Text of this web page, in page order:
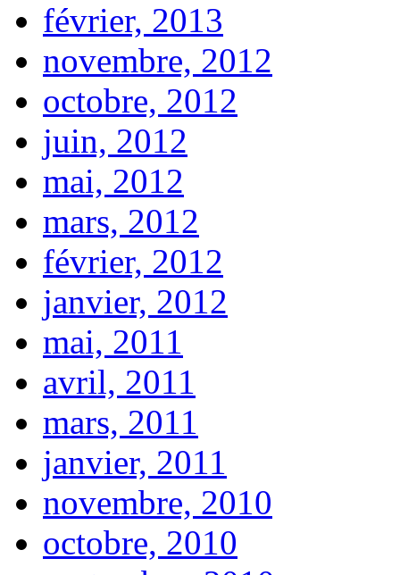
février, 2013
novembre, 2012
octobre, 2012
juin, 2012
mai, 2012
mars, 2012
février, 2012
janvier, 2012
mai, 2011
avril, 2011
mars, 2011
janvier, 2011
novembre, 2010
octobre, 2010